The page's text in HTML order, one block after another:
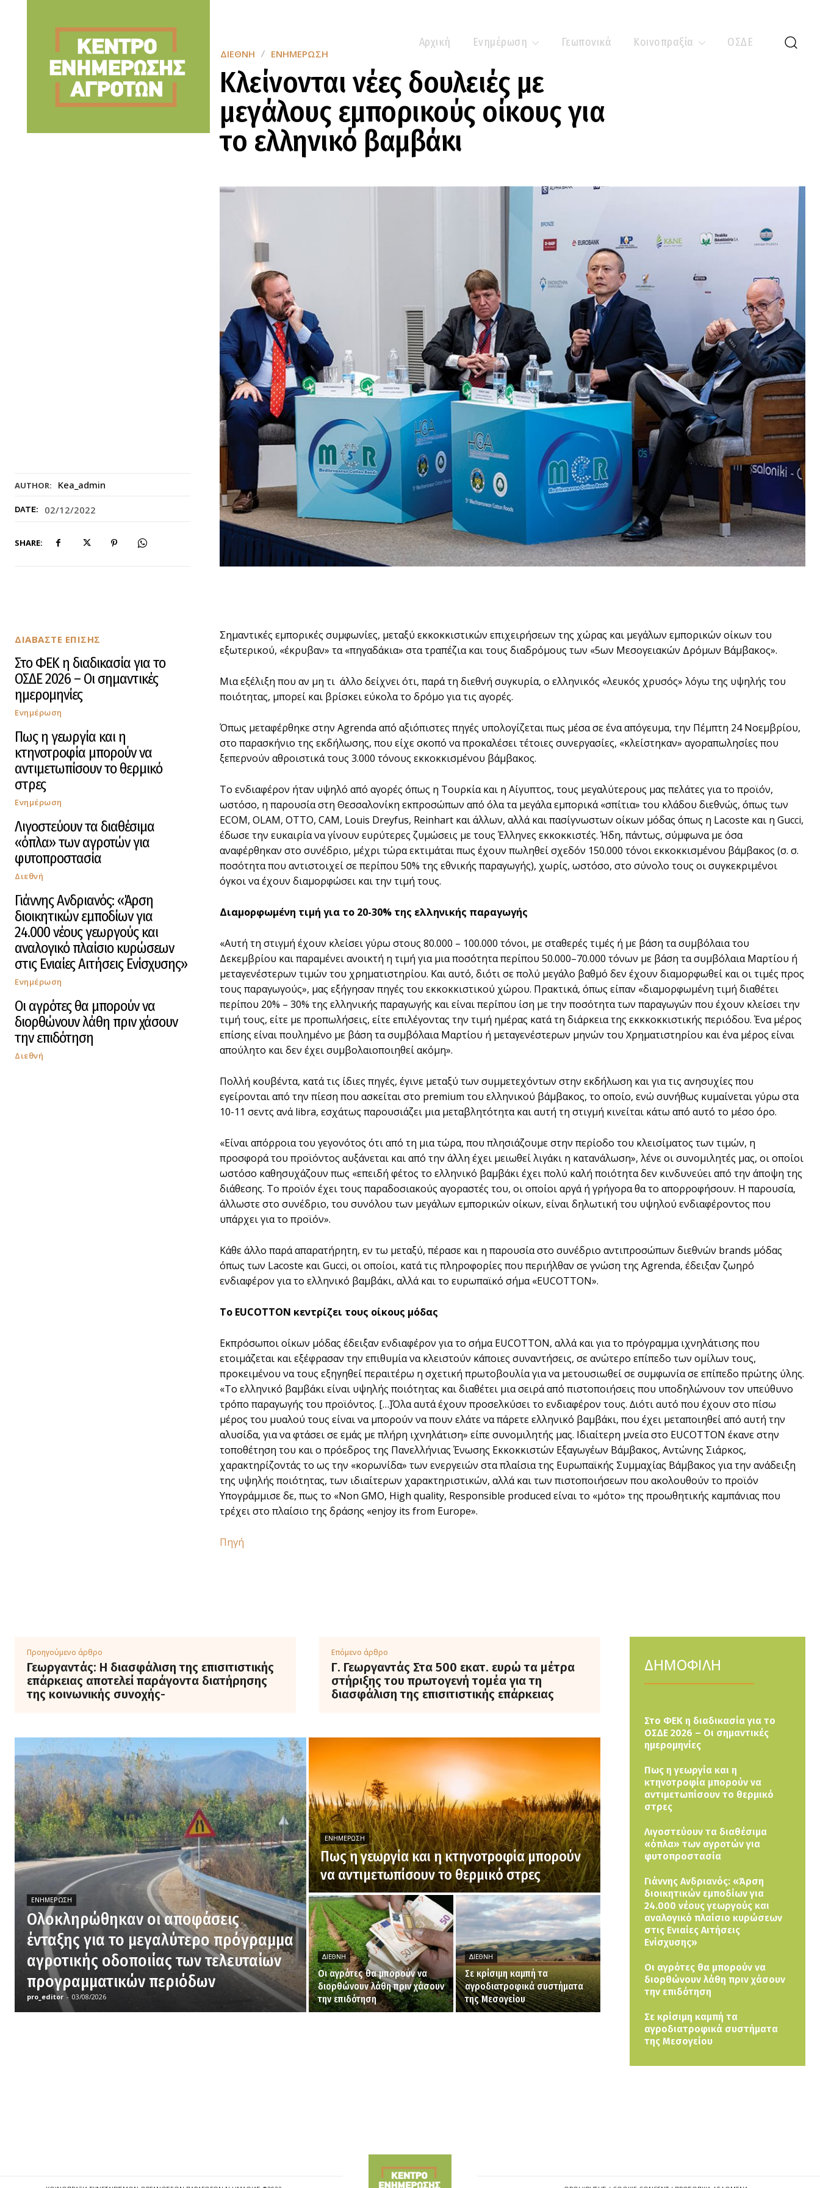
Αρχική Ενημέρωση Γεωπονικά Κοινοπραξία ΟΣΔΕ
AUTHOR: Kea_admin
DATE: 02/12/2022
SHARE:
ΔΙΕΘΝΉ ΕΝΗΜΈΡΩΣΗ
Κλείνονται νέες δουλειές με
μεγάλους εμπορικούς οίκους για
το ελληνικό βαμβάκι
ΔΙΑΒΑΣΤΕ ΕΠΙΣΗΣ
Στο ΦΕΚ η διαδικασία για το
ΟΣΔΕ 2026 – Οι σημαντικές
ημερομηνίες
Ενημέρωση
Πως η γεωργία και η
κτηνοτροφία μπορούν να
αντιμετωπίσουν το θερμικό
στρες
Ενημέρωση
Λιγοστεύουν τα διαθέσιμα
«όπλα» των αγροτών για
φυτοπροστασία
Διεθνή
Γιάννης Ανδριανός: «Άρση
διοικητικών εμποδίων για
24.000 νέους γεωργούς και
αναλογικό πλαίσιο κυρώσεων
στις Ενιαίες Αιτήσεις Ενίσχυσης»
Ενημέρωση
Οι αγρότες θα μπορούν να
διορθώνουν λάθη πριν χάσουν
την επιδότηση
Διεθνή
Σημαντικές εμπορικές συμφωνίες, μεταξύ εκκοκκιστικών επιχειρήσεων της χώρας και μεγάλων εμπορικών οίκων του
εξωτερικού, «έκρυβαν» τα «πηγαδάκια» στα τραπέζια και τους διαδρόμους των «5ων Μεσογειακών Δρόμων Βάμβακος».
Μια εξέλιξη που αν μη τι άλλο δείχνει ότι, παρά τη διεθνή συγκυρία, ο ελληνικός «λευκός χρυσός» λόγω της υψηλής του
ποιότητας, μπορεί και βρίσκει εύκολα το δρόμο για τις αγορές.
Όπως μεταφέρθηκε στην Agrenda από αξιόπιστες πηγές υπολογίζεται πως μέσα σε ένα απόγευμα, την Πέμπτη 24 Νοεμβρίου,
στο παρασκήνιο της εκδήλωσης, που είχε σκοπό να προκαλέσει τέτοιες συνεργασίες, «κλείστηκαν» αγοραπωλησίες που
ξεπερνούν αθροιστικά τους 3.000 τόνους εκκοκκισμένου βάμβακος.
Το ενδιαφέρον ήταν υψηλό από αγορές όπως η Τουρκία και η Αίγυπτος, τους μεγαλύτερους μας πελάτες για το προϊόν,
ωστόσο, η παρουσία στη Θεσσαλονίκη εκπροσώπων από όλα τα μεγάλα εμπορικά «σπίτια» του κλάδου διεθνώς, όπως των
ECOM, OLAM, OTΤΟ, CAM, Louis Dreyfus, Reinhart και άλλων, αλλά και πασίγνωστων οίκων μόδας όπως η Lacoste και η Gucci,
έδωσε την ευκαιρία να γίνουν ευρύτερες ζυμώσεις με τους Έλληνες εκκοκκιστές. Ήδη, πάντως, σύμφωνα με όσα
αναφέρθηκαν στο συνέδριο, μέχρι τώρα εκτιμάται πως έχουν πωληθεί σχεδόν 150.000 τόνοι εκκοκκισμένου βάμβακος (σ. σ.
ποσότητα που αντιστοιχεί σε περίπου 50% της εθνικής παραγωγής), χωρίς, ωστόσο, στο σύνολο τους οι συγκεκριμένοι
όγκοι να έχουν διαμορφώσει και την τιμή τους.
Διαμορφωμένη τιμή για το 20-30% της ελληνικής παραγωγής
«Αυτή τη στιγμή έχουν κλείσει γύρω στους 80.000 – 100.000 τόνοι, με σταθερές τιμές ή με βάση τα συμβόλαια του
Δεκεμβρίου και παραμένει ανοικτή η τιμή για μια ποσότητα περίπου 50.000–70.000 τόνων με βάση τα συμβόλαια Μαρτίου ή
μεταγενέστερων τιμών του χρηματιστηρίου. Και αυτό, διότι σε πολύ μεγάλο βαθμό δεν έχουν διαμορφωθεί και οι τιμές προς
τους παραγωγούς», μας εξήγησαν πηγές του εκκοκκιστικού χώρου. Πρακτικά, όπως είπαν «διαμορφωμένη τιμή διαθέτει
περίπου 20% – 30% της ελληνικής παραγωγής και είναι περίπου ίση με την ποσότητα των παραγωγών που έχουν κλείσει την
τιμή τους, είτε με προπωλήσεις, είτε επιλέγοντας την τιμή ημέρας κατά τη διάρκεια της εκκκοκκιστικής περιόδου. Ένα μέρος
επίσης είναι πουλημένο με βάση τα συμβόλαια Μαρτίου ή μεταγενέστερων μηνών του Χρηματιστηρίου και ένα μέρος είναι
απούλητο και δεν έχει συμβολαιοποιηθεί ακόμη».
Πολλή κουβέντα, κατά τις ίδιες πηγές, έγινε μεταξύ των συμμετεχόντων στην εκδήλωση και για τις ανησυχίες που
εγείρονται από την πίεση που ασκείται στο premium του ελληνικού βάμβακος, το οποίο, ενώ συνήθως κυμαίνεται γύρω στα
10-11 σεντς ανά libra, εσχάτως παρουσιάζει μια μεταβλητότητα και αυτή τη στιγμή κινείται κάτω από αυτό το μέσο όρο.
«Είναι απόρροια του γεγονότος ότι από τη μια τώρα, που πλησιάζουμε στην περίοδο του κλεισίματος των τιμών, η
προσφορά του προϊόντος αυξάνεται και από την άλλη έχει μειωθεί λιγάκι η κατανάλωση», λένε οι συνομιλητές μας, οι οποίοι
ωστόσο καθησυχάζουν πως «επειδή φέτος το ελληνικό βαμβάκι έχει πολύ καλή ποιότητα δεν κινδυνεύει από την άποψη της
διάθεσης. Το προϊόν έχει τους παραδοσιακούς αγοραστές του, οι οποίοι αργά ή γρήγορα θα το απορροφήσουν. Η παρουσία,
άλλωστε στο συνέδριο, του συνόλου των μεγάλων εμπορικών οίκων, είναι δηλωτική του υψηλού ενδιαφέροντος που
υπάρχει για το προϊόν».
Κάθε άλλο παρά απαρατήρητη, εν τω μεταξύ, πέρασε και η παρουσία στο συνέδριο αντιπροσώπων διεθνών brands μόδας
όπως των Lacoste και Gucci, οι οποίοι, κατά τις πληροφορίες που περιήλθαν σε γνώση της Agrenda, έδειξαν ζωηρό
ενδιαφέρον για το ελληνικό βαμβάκι, αλλά και το ευρωπαϊκό σήμα «EUCOTTON».
Το EUCOTTON κεντρίζει τους οίκους µόδας
Εκπρόσωποι οίκων µόδας έδειξαν ενδιαφέρον για το σήµα EUCOTTON, αλλά και για το πρόγραµµα ιχνηλάτισης που
ετοιµάζεται και εξέφρασαν την επιθυµία να κλειστούν κάποιες συναντήσεις, σε ανώτερο επίπεδο των οµίλων τους,
προκειµένου να τους εξηγηθεί περαιτέρω η σχετική πρωτοβουλία για να µετουσιωθεί σε συµφωνία σε επίπεδο πρώτης ύλης.
«Το ελληνικό βαµβάκι είναι υψηλής ποιότητας και διαθέτει µια σειρά από πιστοποιήσεις που υποδηλώνουν τον υπεύθυνο
τρόπο παραγωγής του προϊόντος. […]Όλα αυτά έχουν προσελκύσει το ενδιαφέρον τους. ∆ιότι αυτό που έχουν στο πίσω
µέρος του µυαλού τους είναι να µπορούν να πουν ελάτε να πάρετε ελληνικό βαµβάκι, που έχει µεταποιηθεί από αυτή την
αλυσίδα, για να φτάσει σε εµάς µε πλήρη ιχνηλάτιση» είπε συνοµιλητής µας. Ιδιαίτερη µνεία στο EUCOTTON έκανε στην
τοποθέτηση του και ο πρόεδρος της Πανελλήνιας Ένωσης Εκκοκκιστών Εξαγωγέων Βάµβακος, Αντώνης Σιάρκος,
χαρακτηρίζοντάς το ως την «κορωνίδα» των ενεργειών στα πλαίσια της Ευρωπαϊκής Συµµαχίας Βάµβακος για την ανάδειξη
της υψηλής ποιότητας, των ιδιαίτερων χαρακτηριστικών, αλλά και των πιστοποιήσεων που ακολουθούν το προϊόν
Υπογράµµισε δε, πως το «Non GMO, High quality, Responsible produced είναι το «µότο» της προωθητικής καµπάνιας που
τρέχει στο πλαίσιο της δράσης «enjoy its from Europe».
Πηγή
Προηγούμενο άρθρο
Γεωργαντάς: Η διασφάλιση της επισιτιστικής
επάρκειας αποτελεί παράγοντα διατήρησης
της κοινωνικής συνοχής-
Επόμενο άρθρο
Γ. Γεωργαντάς Στα 500 εκατ. ευρώ τα μέτρα
στήριξης του πρωτογενή τομέα για τη
διασφάλιση της επισιτιστικής επάρκειας
ΕΝΗΜΈΡΩΣΗ
Ολοκληρώθηκαν οι αποφάσεις
ένταξης για το μεγαλύτερο πρόγραμμα
αγροτικής οδοποιίας των τελευταίων
προγραμματικών περιόδων
pro_editor - 03/08/2026
ΕΝΗΜΈΡΩΣΗ
Πως η γεωργία και η κτηνοτροφία μπορούν
να αντιμετωπίσουν το θερμικό στρες
ΔΙΕΘΝΉ
Οι αγρότες θα μπορούν να
διορθώνουν λάθη πριν χάσουν
την επιδότηση
ΔΙΕΘΝΉ
Σε κρίσιμη καμπή τα
αγροδιατροφικά συστήματα
της Μεσογείου
ΔΗΜΟΦΙΛΗ
Στο ΦΕΚ η διαδικασία για το
ΟΣΔΕ 2026 – Οι σημαντικές
ημερομηνίες
Πως η γεωργία και η
κτηνοτροφία μπορούν να
αντιμετωπίσουν το θερμικό
στρες
Λιγοστεύουν τα διαθέσιμα
«όπλα» των αγροτών για
φυτοπροστασία
Γιάννης Ανδριανός: «Άρση
διοικητικών εμποδίων για
24.000 νέους γεωργούς και
αναλογικό πλαίσιο κυρώσεων
στις Ενιαίες Αιτήσεις
Ενίσχυσης»
Οι αγρότες θα μπορούν να
διορθώνουν λάθη πριν χάσουν
την επιδότηση
Σε κρίσιμη καμπή τα
αγροδιατροφικά συστήματα
της Μεσογείου